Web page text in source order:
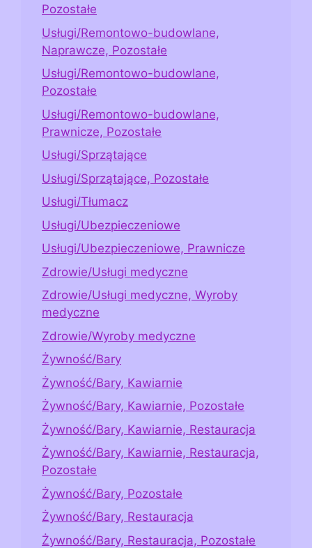
Pozostałe
Usługi/Remontowo-budowlane,
Naprawcze, Pozostałe
Usługi/Remontowo-budowlane,
Pozostałe
Usługi/Remontowo-budowlane,
Prawnicze, Pozostałe
Usługi/Sprzątające
Usługi/Sprzątające, Pozostałe
Usługi/Tłumacz
Usługi/Ubezpieczeniowe
Usługi/Ubezpieczeniowe, Prawnicze
Zdrowie/Usługi medyczne
Zdrowie/Usługi medyczne, Wyroby
medyczne
Zdrowie/Wyroby medyczne
Żywność/Bary
Żywność/Bary, Kawiarnie
Żywność/Bary, Kawiarnie, Pozostałe
Żywność/Bary, Kawiarnie, Restauracja
Żywność/Bary, Kawiarnie, Restauracja,
Pozostałe
Żywność/Bary, Pozostałe
Żywność/Bary, Restauracja
Żywność/Bary, Restauracja, Pozostałe